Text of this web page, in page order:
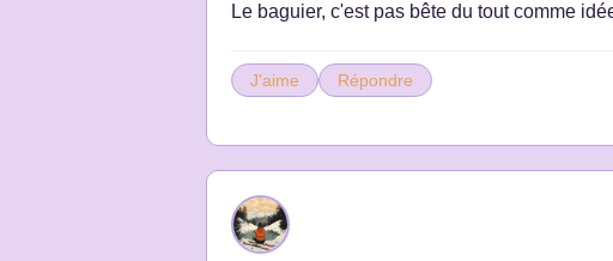
Le baguier, c'est pas bête du tout comme
J'aime Répondre